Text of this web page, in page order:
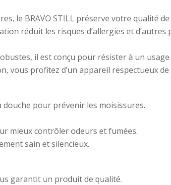
le BRAVO STILL préserve votre qualité
réduit les risques d’allergies et
il est conçu pour résister à un
vous profitez d’un appareil respectueux
douche pour prévenir les moisissures.
mieux contrôler odeurs et fumées.
sain et silencieux.
garantit un produit de qualité.